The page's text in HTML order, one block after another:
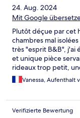
24. Aug. 2024
Mit Google
Plutôt déçue par cet
chambres mal
très "esprit B&B", j'ai
et unique pièce
rideaux trop petit,
l'ensemble des 6
autres WC/douches
en campagne, ce qui
pas de voiture,
Vanessa, Aufenthalt
Verifizierte Bewertung